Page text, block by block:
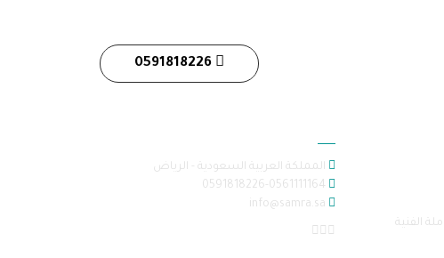
0591818226
الفنية
المملكة العربية السعودية - الرياض
info@samra.sa